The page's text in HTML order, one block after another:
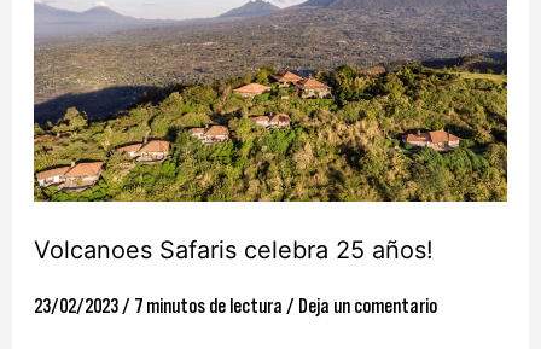
Volcanoes Safaris celebra 25 años!
23/02/2023 / 7 minutos de lectura / Deja un comentario
años!